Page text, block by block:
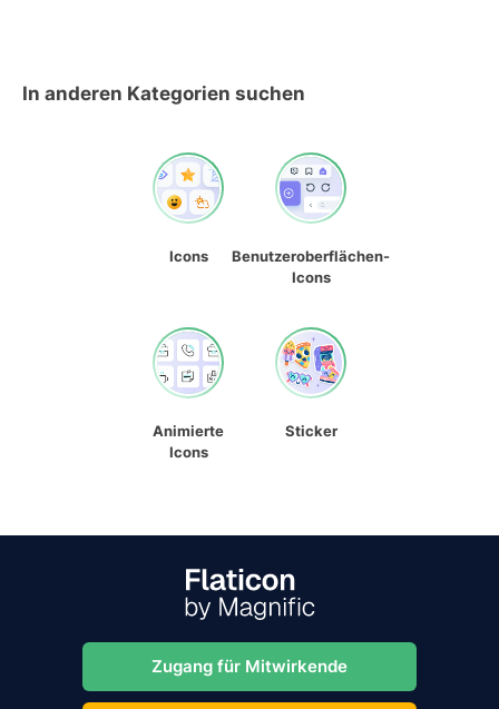
In anderen Kategorien suchen
Icons
Benutzeroberflächen-
Icons
Animierte
Icons
Sticker
Zugang für Mitwirkende